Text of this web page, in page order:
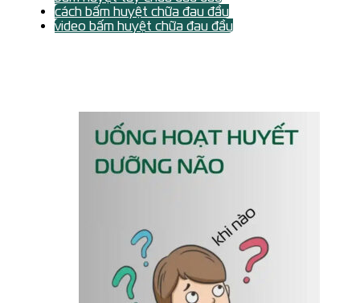
cách bấm huyệt chữa đau đầu
video bấm huyệt chữa đau đầu